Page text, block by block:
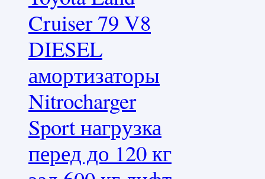
Cruiser 79 V8
DIESEL
амортизаторы
Nitrocharger
Sport нагрузка
перед до 120 кг